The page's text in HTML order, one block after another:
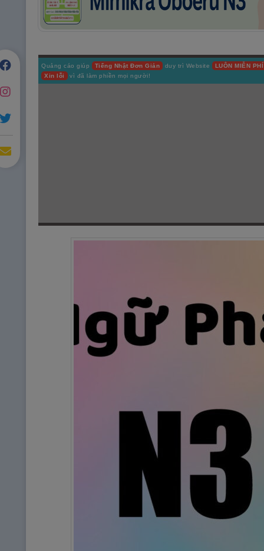
Quảng cáo giúp Tiếng Nhật Đơn Giản duy trì Website
LUÔN MIỄN PHÍ
Xin lỗi
vì đã làm phiền mọi người!